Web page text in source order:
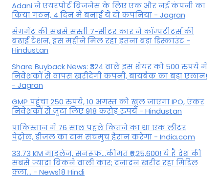
Adani ने एयरपोर्ट बिजनेस के लिए एक और नई कंपनी का
किया गठन, 4 दिन में बनाई ये दो कंपनियां - Jagran
सेगमेंट की सबसे सस्ती 7-सीटर कार ने कॉम्पटीटर्स की
बढ़ाई टेंशन, इस महीने मिल रहा इतना बड़ा डिस्काउंट -
Hindustan
Share Buyback News: ₹324 वाले इस शेयर को 500 रुपये में
निवेशकों से वापस खरीदेगी कंपनी, बायबैक का बड़ा एलान!
- Jagran
GMP पहुंचा 250 रुपये, 10 अगस्त को खुल जाएगा IPO, एंकर
निवेशकों से जुटा लिए 918 करोड़ रुपये - Hindustan
पाकिस्तान में 76 साल पहले कितने का था एक लीटर
पेट्रोल, डीजल का दाम सचमुच हैरान करेगा - India.com
33.73 KM माइलेज, सनरूफ...कीमत ₹6,25,600! ये है देश की
सबसे ज्यादा बिकने वाली कार; दनादन खरीद रहा मिडिल
क्ला... - News18 Hindi